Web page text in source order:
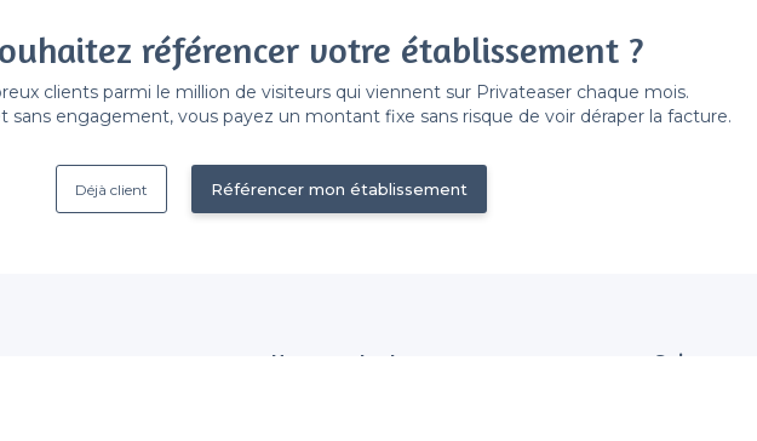
référencer votre établissement ?
clients parmi le million de visiteurs qui viennent sur Privateaser chaque mois.
sans engagement, vous payez un montant fixe sans risque de voir déraper la facture.
Référencer mon établissement
Déjà client
Nous contacter Suivez nous